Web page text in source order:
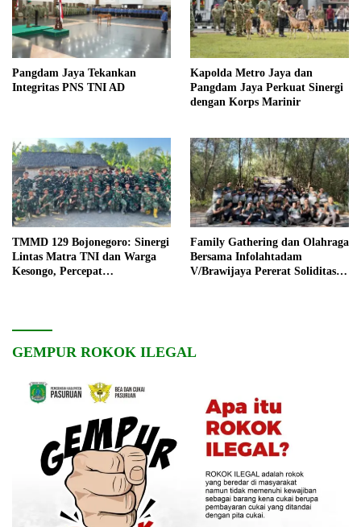
Pangdam Jaya Tekankan
Integritas PNS TNI AD
Kapolda Metro Jaya dan
Pangdam Jaya Perkuat Sinergi
dengan Korps Marinir
TMMD 129 Bojonegoro: Sinergi
Lintas Matra TNI dan Warga
Kesongo, Percepat
Family Gathering dan Olahraga
Bersama Infolahtadam
V/Brawijaya Pererat Soliditas
GEMPUR ROKOK ILEGAL